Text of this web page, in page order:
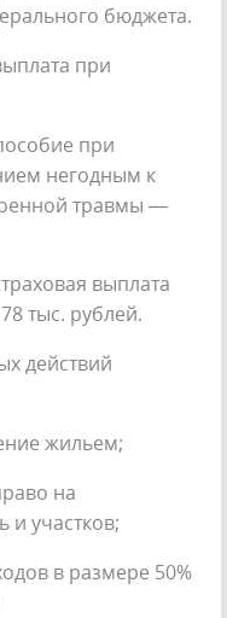
бюджета.
при
при
негодным к
травмы —
выплата
тыс. рублей.
действий
жильем;
на
и участков;
в размере 50%